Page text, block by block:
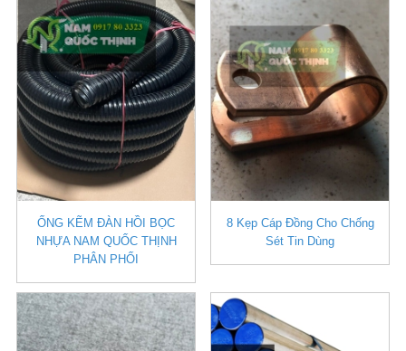
ỐNG KẼM ĐÀN HỒI BỌC
NHỰA NAM QUỐC THỊNH
PHÂN PHỐI
8 Kẹp Cáp Đồng Cho Chống
Sét Tin Dùng